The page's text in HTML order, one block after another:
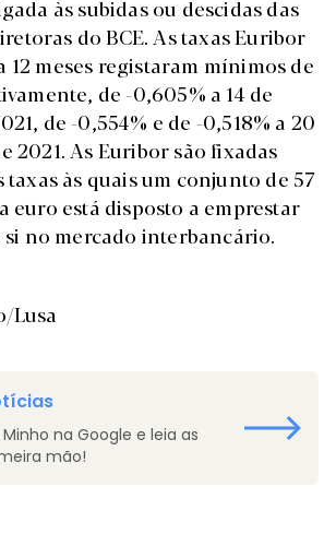
às subidas ou descidas das
do BCE. As taxas Euribor
12 meses registaram mínimos de
de -0,605% a 14 de
de -0,554% e de -0,518% a 20
2021. As Euribor são fixadas
taxas às quais um conjunto de 57
euro está disposto a emprestar
no mercado interbancário.
Lusa
na Google e leia as
mão!